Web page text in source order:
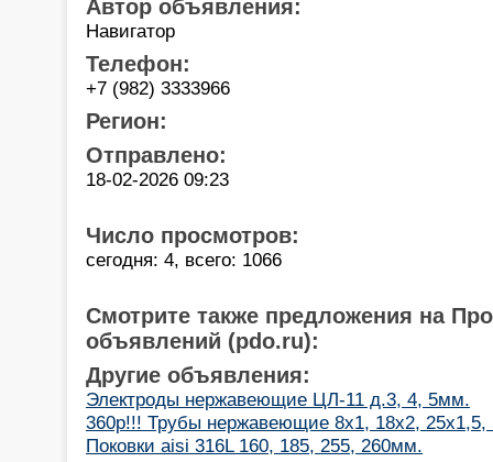
Автор объявления:
Навигатор
Телефон:
+7 (982) 3333966
Регион:
Отправлено:
18-02-2026 09:23
Число просмотров:
сегодня: 4, всего: 1066
Смотрите также предложения на
объявлений (pdo.ru):
Другие объявления:
Электроды нержавеющие ЦЛ-11 д.3, 4, 5мм.
360р!!! Трубы нержавеющие 8х1, 18х2, 25х1,5,
Поковки aisi 316L 160, 185, 255, 260мм.